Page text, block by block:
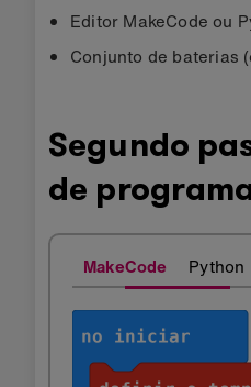
Editor MakeCode ou
Conjunto de baterias
Segundo
de
MakeCode Python